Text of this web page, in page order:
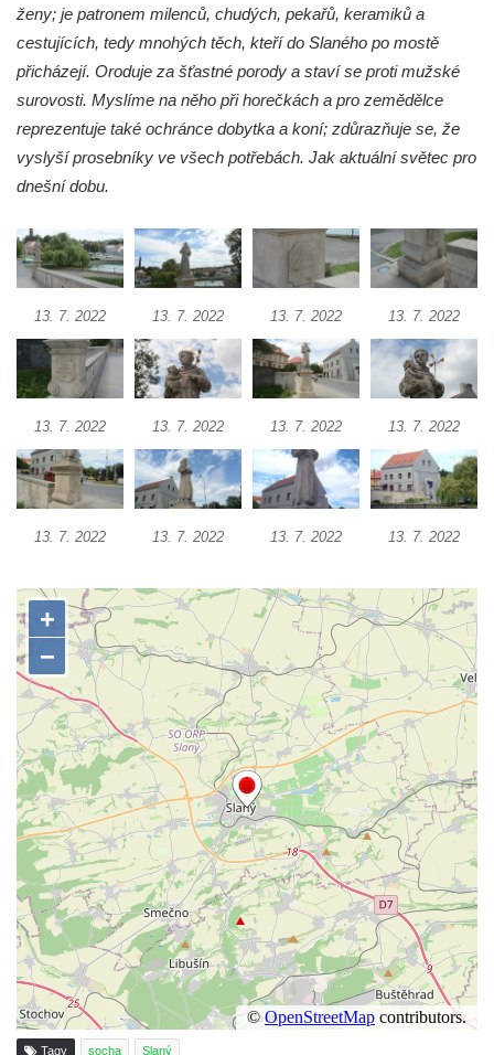
Povodňový sloup I. v Dobříni
Pamětní kámen vodního díla Josefův Důl
Socha svatého Floriána na domě čp. 3 v
Oparnu
Socha svaté Anny u domu čp. 3 v Oparnu
Lavička Václava Havla v Pardubicích
Lavička Václava Havla v Krásné Lípě
Upoutávka JduHřebenovkou u parkoviště
brány
Sousoší svatého Václava, svatého Floriána
a svatého Jana Nepomuckého východně
od Mezné
Socha vodníka na trase naučné stezky v
Sousoší dětí u obecního úřadu v Janově
Socha Andromedé u pavilonu Reinerovy
fresky v Duchcově
Socha Amfitrité u pavilonu Reinerovy fresky
v Duchcově
Socha Flóry u pavilonu Reinerovy fresky v
Duchcově
Socha Afrodité u pavilonu Reinerovy fresky
v Duchcově
Pamětní kámen rybníka Barbory v
Duchcově
Delfín na Sfingovém rybníku v zámeckém
parku v Duchcově
Sfinga II. na Sfingovém rybníku v
zámeckém parku v Duchcově
ženy; je patronem milenců, chudých, pekařů, keramiků a
cestujících, tedy mnohých těch, kteří do Slaného po mostě
přicházejí. Oroduje za šťastné porody a staví se proti mužské
surovosti. Myslíme na něho při horečkách a pro zemědělce
reprezentuje také ochránce dobytka a koní; zdůrazňuje se, že
vyslyší prosebníky ve všech potřebách. Jak aktuální světec pro
dnešní dobu.
13. 7. 2022 13. 7. 2022 13. 7. 2022 13. 7. 2022
13. 7. 2022 13. 7. 2022 13. 7. 2022 13. 7. 2022
13. 7. 2022 13. 7. 2022 13. 7. 2022 13. 7. 2022
Tagy socha Slaný